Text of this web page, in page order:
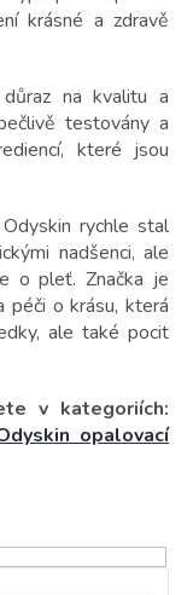
krásné a zdravě
na kvalitu a
testovány a
které jsou
rychle stal
nadšenci, ale
o pleť. Značka je
péči o krásu, která
ale také pocit
v kategoriích:
opalovací